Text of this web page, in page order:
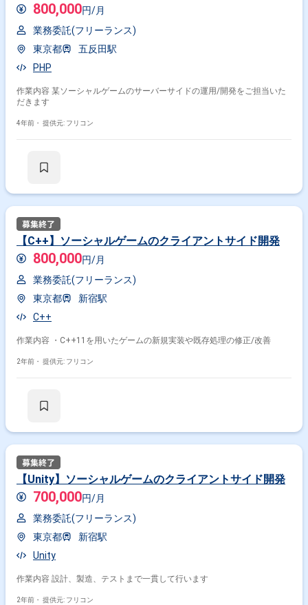
800,000円/月
業務委託(フリーランス)
東京都
五反田駅
PHP
作業内容 某ソーシャルゲームのサーバーサイドの運用/開発をご担当いた
だきます
4年前・ 提供元: フリコン
【C++】ソーシャルゲームのクライアントサイド開発
800,000円/月
業務委託(フリーランス)
東京都
新宿駅
C++
作業内容 ・C++11を用いたゲームの新規実装や既存処理の修正/改善
2年前・ 提供元: フリコン
【Unity】ソーシャルゲームのクライアントサイド開発
700,000円/月
業務委託(フリーランス)
東京都
新宿駅
Unity
作業内容 設計、製造、テストまで一貫して行います
2年前・ 提供元: フリコン